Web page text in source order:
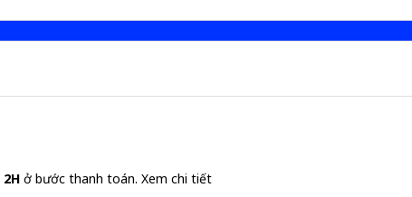
2H ở bước thanh toán. Xem chi tiết